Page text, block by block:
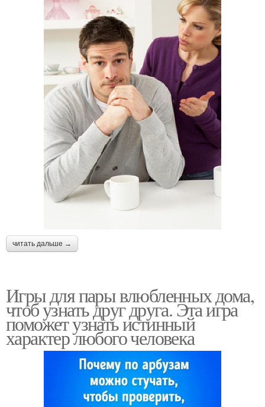
читать дальше →
Игры для пары влюбленных дома,
чтоб узнать друг друга. Эта игра
поможет узнать истинный
характер любого человека